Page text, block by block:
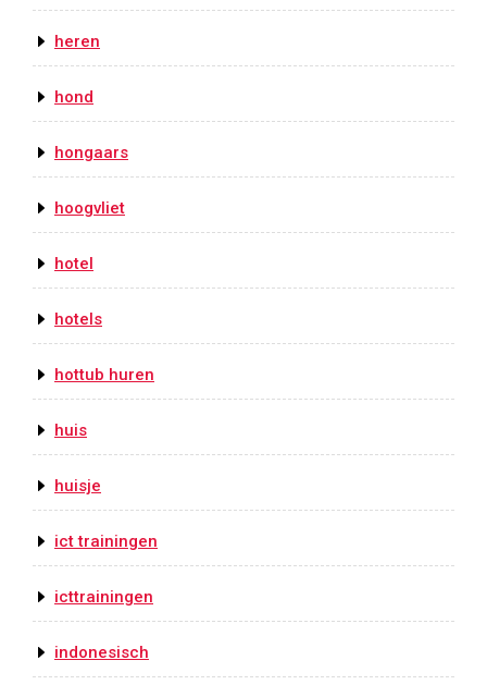
heren
hond
hongaars
hoogvliet
hotel
hotels
hottub huren
huis
huisje
ict trainingen
icttrainingen
indonesisch